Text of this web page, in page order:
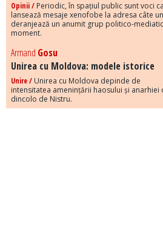
Opinii / Periodic, în spațiul public sunt voci
lansează mesaje xenofobe la adresa câte
deranjează un anumit grup politico-
moment.
Armand Gosu
Unirea cu Moldova: modele istorice
Unire / Unirea cu Moldova depinde de
intensitatea amenințării haosului și anarhiei
dincolo de Nistru.